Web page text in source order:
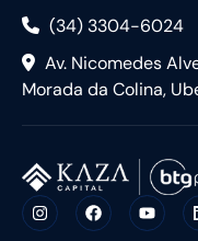
(34) 3304-6024
Av. Nicomedes
Morada da Colina,